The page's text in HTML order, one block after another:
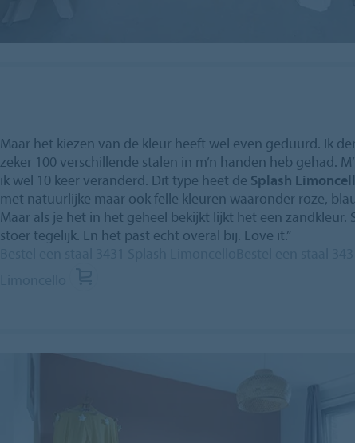
Maar het kiezen van de kleur heeft wel even geduurd. Ik
zeker 100 verschillende stalen in m’n handen heb gehad.
ik wel 10 keer veranderd. Dit type heet de Splash
met natuurlijke maar ook felle kleuren waaronder roze,
Maar als je het in het geheel bekijkt lijkt het een zandkleur.
stoer tegelijk. En het past echt overal bij. Love it.”